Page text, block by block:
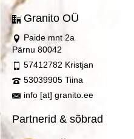
Granito OÜ
Paide mnt 2a
Pärnu 80042
57412782 Kristjan
53039905 Tiina
info [at] granito.ee
Partnerid & sõbrad